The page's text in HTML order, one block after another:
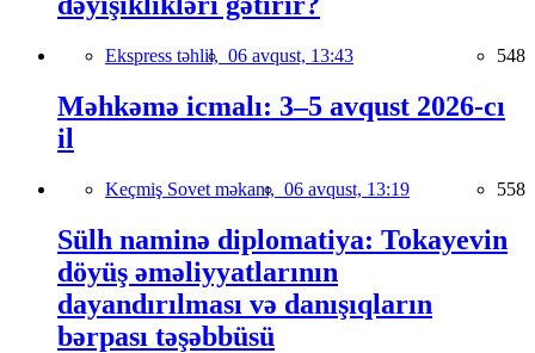
Ekspress təhlil, 06 avqust, 13:43 548
Məhkəmə icmalı: 3–5 avqust 2026-cı
il
Keçmiş Sovet məkanı, 06 avqust, 13:19 558
Sülh naminə diplomatiya: Tokayevin
döyüş əməliyyatlarının
dayandırılması və danışıqların
bərpası təşəbbüsü